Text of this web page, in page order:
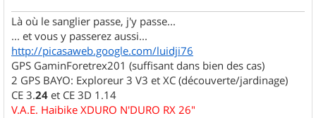
Là où le sanglier passe, j'y passe...
... et vous y passerez aussi...
http://picasaweb.google.com/luidji76
GPS GaminForetrex201 (suffisant dans bien des cas)
2 GPS BAYO: Exploreur 3 V3 et XC (découverte/jardinage)
CE 3.24 et CE 3D 1.14
V.A.E. Haibike XDURO N'DURO RX 26"